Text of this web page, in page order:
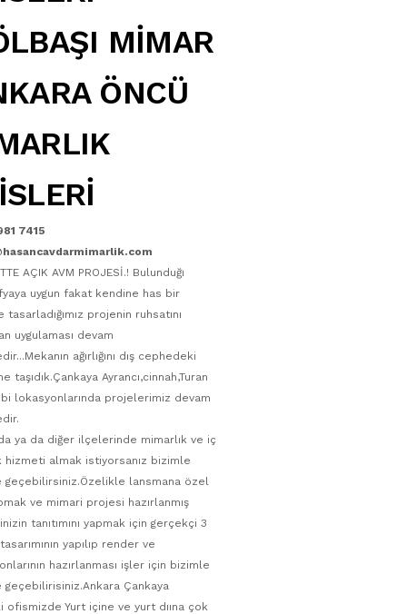
MİMAR
ÖNCÜ
7415
AÇIK AVM PROJESİ.! Bulunduğı
uygun fakat kendine has bir
tasarladığımız projenin ruhsatını
uygulaması devam
ağırlığını dış cephedeki
taşıdık.Çankaya Ayrancı,cinnah,Turan
lokasyonlarında projelerimiz devam
ya da diğer ilçelerinde mimarlık ve iç
hizmeti almak istiyorsanız bizimle
geçebilirsiniz.Özelikle lansmana özel
ve mimari projesi hazırlanmış
tanıtımını yapmak için gerçekçi 3
yapılıp render ve
hazırlanması işler için bizimle
geçebilirisiniz.Ankara Çankaya
ofismizde Yurt içine ve yurt dıına çok